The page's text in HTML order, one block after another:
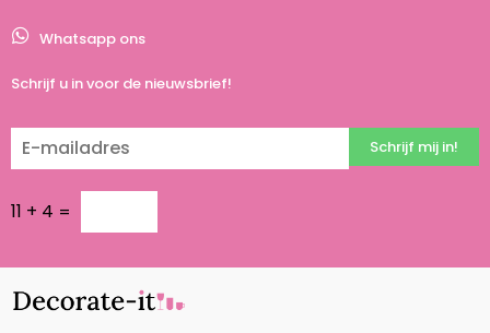
Whatsapp ons
Schrijf u in voor de nieuwsbrief!
11 + 4 =
Schrijf mij in!